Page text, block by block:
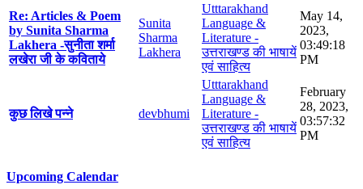
Re: Articles & Poem
by Sunita Sharma
Lakhera -सुनीता शर्मा
लखेरा जी के कविताये
Sunita
Sharma
Lakhera
Utttarakhand
Language &
Literature -
उत्तराखण्ड की भाषायें
एवं साहित्य
May 14,
2023,
03:49:18
PM
कुछ लिखे पन्ने devbhumi
Utttarakhand
Language &
Literature -
उत्तराखण्ड की भाषायें
एवं साहित्य
February
28, 2023,
03:57:32
PM
Upcoming Calendar